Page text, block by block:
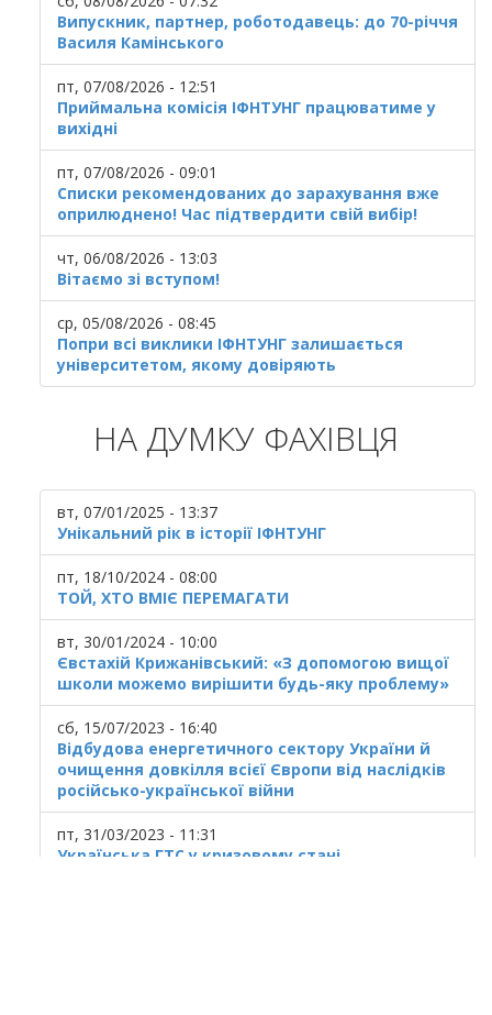
Випускник, партнер, роботодавець: до 70-річчя
Василя Камінського
пт, 07/08/2026 - 12:51
Приймальна комісія ІФНТУНГ працюватиме у
вихідні
пт, 07/08/2026 - 09:01
Списки рекомендованих до зарахування вже
оприлюднено! Час підтвердити свій вибір!
чт, 06/08/2026 - 13:03
Вітаємо зі вступом!
ср, 05/08/2026 - 08:45
Попри всі виклики ІФНТУНГ залишається
університетом, якому довіряють
НА ДУМКУ ФАХІВЦЯ
вт, 07/01/2025 - 13:37
Унікальний рік в історії ІФНТУНГ
пт, 18/10/2024 - 08:00
ТОЙ, ХТО ВМІЄ ПЕРЕМАГАТИ
вт, 30/01/2024 - 10:00
Євстахій Крижанівський: «З допомогою вищої
школи можемо вирішити будь-яку проблему»
сб, 15/07/2023 - 16:40
Відбудова енергетичного сектору України й
очищення довкілля всієї Європи від наслідків
російсько-української війни
пт, 31/03/2023 - 11:31
Українська ГТС у кризовому стані